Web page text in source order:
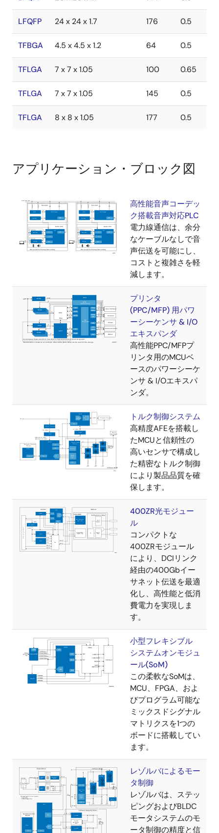
LFQFP 24 x 24 x 1.7 176 0.5
TFBGA 4.5 x 4.5 x 1.2 64 0.5
TFLGA 7 x 7 x 1.05 100 0.65
TFLGA 7 x 7 x 1.05 145 0.5
TFLGA 8 x 8 x 1.05 177 0.5
アプリケーション・ブロック図
高性能音声コーデッ
ク搭載音声対応PLC
電力線通信は、余分
なケーブルなしで音
声伝送を可能にし、
コストと複雑さを軽
減します。
プリンタ
(PPC/MFP) 用パワ
ーシーケンサ & I/O
エキスパンダ
高性能PPC/MFPプ
リンタ用のMCUベ
ースのパワーシーケ
ンサ & I/Oエキスパ
ンダ。
トルク制御システム
高精度AFEを搭載し
たMCUと信頼性の
高いセンサで構成し
た精密なトルク制御
により製品品質を確
保します。
400ZR光モジュー
ル
コンパクトな
400ZRモジュール
により、DCIリンク
経由の400Gbイー
サネット伝送を最適
化し、高性能と低消
費電力を実現しま
す。
小型フレキシブル
システムオンモジュ
ール(SoM)
この柔軟なSoMは、
MCU、FPGA、およ
びプログラム可能な
ミックスドシグナル
マトリクスを1つの
ボードに搭載してい
ます。
レゾルバによるモー
タ制御
レゾルバは、ステッ
ピングおよびBLDC
モータシステムのモ
ータ制御の精度と信